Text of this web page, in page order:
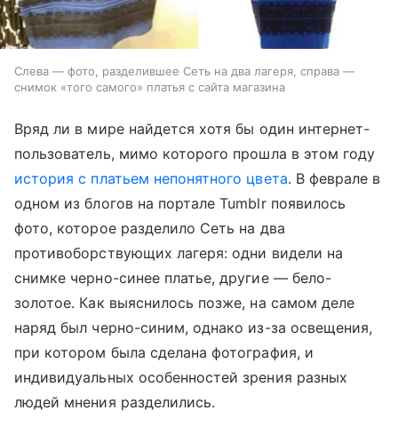
Слева — фото, разделившее Сеть на два лагеря, справа —
снимок «того самого» платья с сайта магазина
Вряд ли в мире найдется хотя бы один интернет-
пользователь, мимо которого прошла в этом году
история с платьем непонятного цвета. В феврале в
одном из блогов на портале Tumblr появилось
фото, которое разделило Сеть на два
противоборствующих лагеря: одни видели на
снимке черно-синее платье, другие — бело-
золотое. Как выяснилось позже, на самом деле
наряд был черно-синим, однако из-за освещения,
при котором была сделана фотография, и
индивидуальных особенностей зрения разных
людей мнения разделились.